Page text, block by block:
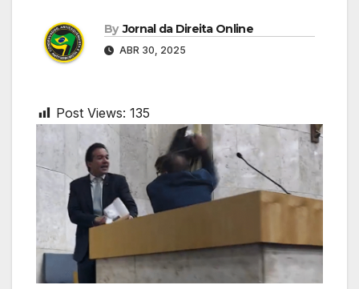
By Jornal da Direita Online
ABR 30, 2025
Post Views: 135